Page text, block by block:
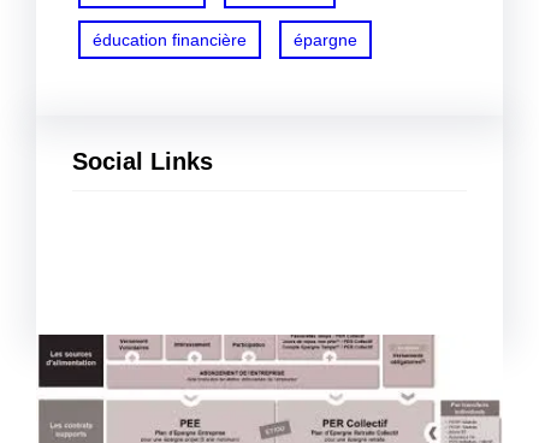
éducation financière épargne
Social Links